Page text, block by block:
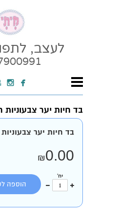
לעצב,


בד חיות יער צבעוניות
בד חיות יער
₪0.00
יח'
עוד
פחות
אחד
הוספה